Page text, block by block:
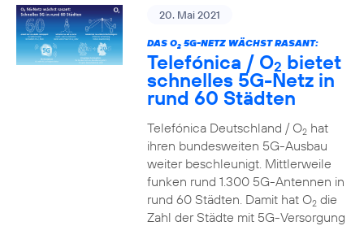
20. Mai 2021
DAS O25G-NETZ WÄCHST RASANT:
Telefónica / O2 bietet
schnelles 5G-Netz in
rund 60 Städten
Telefónica Deutschland / O2hat
ihren bundesweiten 5G-Ausbau
weiter beschleunigt. Mittlerweile
funken rund 1.300 5G-Antennen in
rund 60 Städten. Damit hat O2die
Zahl der Städte mit 5G-Versorgung